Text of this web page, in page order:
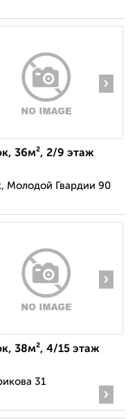
›
36м², 2/9 этаж
Молодой Гвардии 90
›
38м², 4/15 этаж
31
›